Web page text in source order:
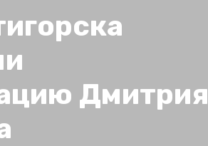
Дмитрия